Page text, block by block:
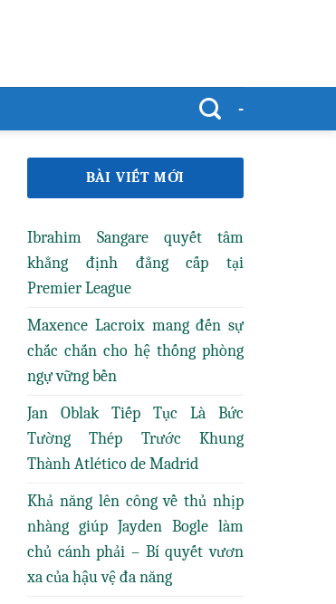
-
BÀI VIẾT MỚI
Ibrahim Sangare quyết tâm
khẳng định đẳng cấp tại
Premier League
Maxence Lacroix mang đến sự
chắc chắn cho hệ thống phòng
ngự vững bền
Jan Oblak Tiếp Tục Là Bức
Tường Thép Trước Khung
Thành Atlético de Madrid
Khả năng lên công về thủ nhịp
nhàng giúp Jayden Bogle làm
chủ cánh phải – Bí quyết vươn
xa của hậu vệ đa năng